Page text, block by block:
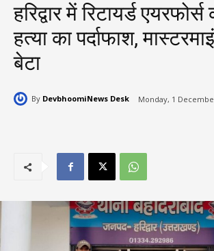
हरिद्वार में रिटायर्ड एयरफोर्स
हत्या का पर्दाफाश,
बेटा
By DevbhoomiNews Desk Monday, 1